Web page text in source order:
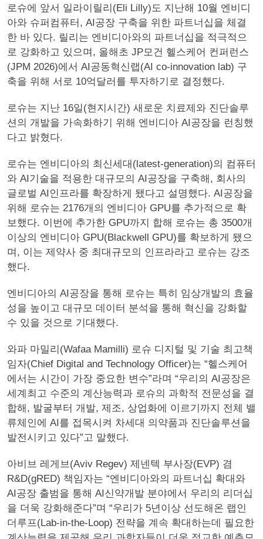
로슈에 앞서 일라이릴리(Eli Lilly)도 지난해 10월 엔비디
아와 슈퍼컴퓨터, AI공장 구축을 위한 파트너십을 체결
한 바 있다. 릴리는 엔비디아와의 파트너십을 적극적으
로 강화하고 있으며, 올해초 JP모건 헬스케어 컨퍼런스
(JPM 2026)에서 AI공동혁신랩(AI co-innovation lab) 구
축을 위해 서로 10억달러를 투자하기로 결정했다.
로슈는 지난 16일(현지시간) 새로운 치료제와 진단솔루
션의 개발을 가속화하기 위해 엔비디아 AI공장을 런칭했
다고 밝혔다.
로슈는 엔비디아의 최신세대(latest-generation)의 컴퓨터
와 AI기술을 적용한 대규모의 AI공장을 구축해, 회사의
글로벌 AI인프라를 확장하게 됐다고 설명했다. AI공장을
위해 로슈는 2176개의 엔비디아 GPU를 추가적으로 확
보했다. 이번에 추가한 GPU까지 합해 로슈는 총 3500개
이상의 엔비디아 GPU(Blackwell GPU)를 확보하게 됐으
며, 이는 제약사 중 최대규모의 인프라라고 로슈는 강조
했다.
엔비디아의 AI공장을 통해 로슈는 특히 임상개발의 효율
성을 높이고 대규모 데이터 분석을 통해 혁신을 강화할
수 있을 것으로 기대했다.
와파 마밀리(Wafaa Mamilli) 로슈 디지털 및 기술 최고책
임자(Chief Digital and Technology Officer)는 “헬스케어
에서는 시간이 가장 중요한 변수”라며 “우리의 AI공장은
세계최고 수준의 계산능력과 로슈의 과학적 전문성을 결
합해, 발굴부터 개발, 제조, 상업화에 이르기까지 전체 밸
류체인에 AI를 접목시켜 차세대 의약품과 진단솔루션을
발전시키고 있다”고 말했다.
아비브 레게브(Aviv Regev) 제넨텍 부사장(EVP) 겸
R&D(gRED) 책임자는 “엔비디아와의 파트너십 확대와
AI공장 출범을 통해 AI신약개발 분야에서 우리의 리더십
을 더욱 강화해준다”며 “우리가 5년이상 선도해온 랩인
더루프(Lab-in-the-Loop) 전략을 계속 확대하는데 필요한